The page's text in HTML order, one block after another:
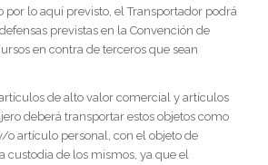
por lo aquí previsto, el Transportador podrá
previstas en la Convención de
en contra de terceros que sean
de alto valor comercial y artículos
deberá transportar estos objetos como
o artículo personal, con el objeto de
custodia de los mismos, ya que el